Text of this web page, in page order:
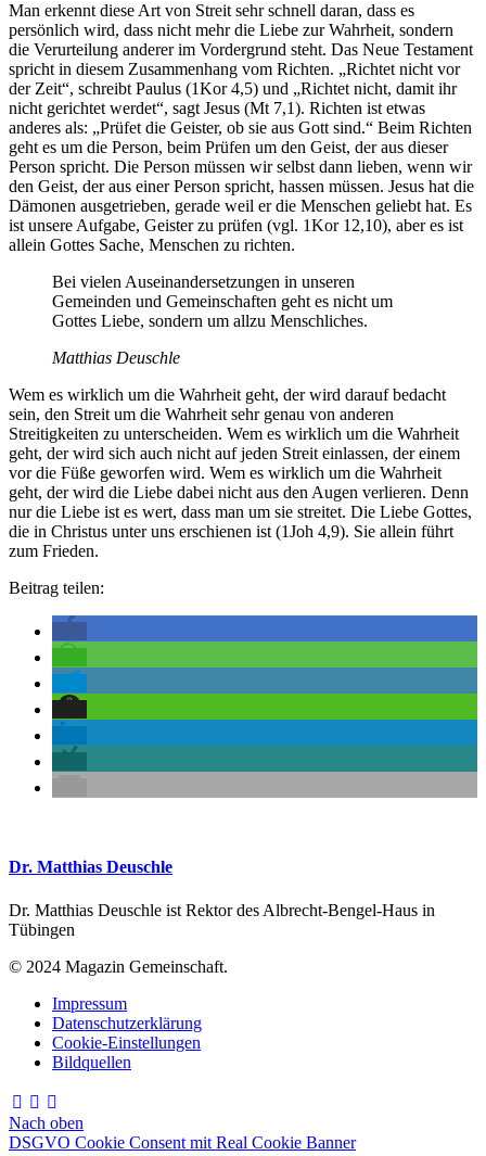
Man erkennt diese Art von Streit sehr schnell daran, dass es
persönlich wird, dass nicht mehr die Liebe zur Wahrheit, sondern
die Verurteilung anderer im Vordergrund steht. Das Neue Testament
spricht in diesem Zusammenhang vom Richten. „Richtet nicht vor
der Zeit“, schreibt Paulus (1Kor 4,5) und „Richtet nicht, damit ihr
nicht gerichtet werdet“, sagt Jesus (Mt 7,1). Richten ist etwas
anderes als: „Prüfet die Geister, ob sie aus Gott sind.“ Beim Richten
geht es um die Person, beim Prüfen um den Geist, der aus dieser
Person spricht. Die Person müssen wir selbst dann lieben, wenn wir
den Geist, der aus einer Person spricht, hassen müssen. Jesus hat die
Dämonen ausgetrieben, gerade weil er die Menschen geliebt hat. Es
ist unsere Aufgabe, Geister zu prüfen (vgl. 1Kor 12,10), aber es ist
allein Gottes Sache, Menschen zu richten.
Bei vielen Auseinandersetzungen in unseren
Gemeinden und Gemeinschaften geht es nicht um
Gottes Liebe, sondern um allzu Menschliches.
Matthias Deuschle
Wem es wirklich um die Wahrheit geht, der wird darauf bedacht
sein, den Streit um die Wahrheit sehr genau von anderen
Streitigkeiten zu unterscheiden. Wem es wirklich um die Wahrheit
geht, der wird sich auch nicht auf jeden Streit einlassen, der einem
vor die Füße geworfen wird. Wem es wirklich um die Wahrheit
geht, der wird die Liebe dabei nicht aus den Augen verlieren. Denn
nur die Liebe ist es wert, dass man um sie streitet. Die Liebe Gottes,
die in Christus unter uns erschienen ist (1Joh 4,9). Sie allein führt
zum Frieden.
Beitrag teilen:
Dr. Matthias Deuschle
Dr. Matthias Deuschle ist Rektor des Albrecht-Bengel-Haus in
Tübingen
© 2024 Magazin Gemeinschaft.
Impressum
Datenschutzerklärung
Cookie-Einstellungen
Bildquellen
Nach oben
DSGVO Cookie Consent mit Real Cookie Banner